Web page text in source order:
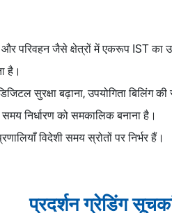
और परिवहनजैसे क्षेत्रों मेंएकरूप ISTका
है।
सुरक्षा बढ़ाना, उपयोगिता बिलिंग
समय निर्धारण को समकालिकबनाना है।
विदेशी समय स्रोतोंपर निर्भर हैं।
प्रदर्शन ग्रेडिंग